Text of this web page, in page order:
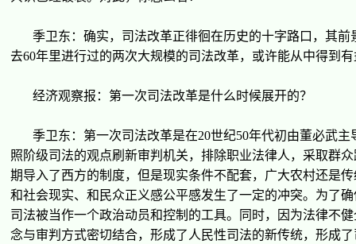
季卫东 ：确实，司法改革正徘徊在历史的十字路口，其前
去60年里进行过的两次大规模的司法改革，或许能从中得到
经济观察报 ：第一次司法改革是什么时候展开的？
季卫东 ：第一次司法改革是在20世纪50年代初由董必武主
照 阶级司法的观点刷新审判机关，排除职业法律人，采取群众
期导入了西方的制度，但是现实条件不配套，广大农村还是传
和社会现实、和民众正义感公平感发生了一定的冲突。 为了
司法被当作一个政治动员和控制的工具。同 时，因 为法律不
念与审判方式密切结合，形成了人民性司法的新传统，形成